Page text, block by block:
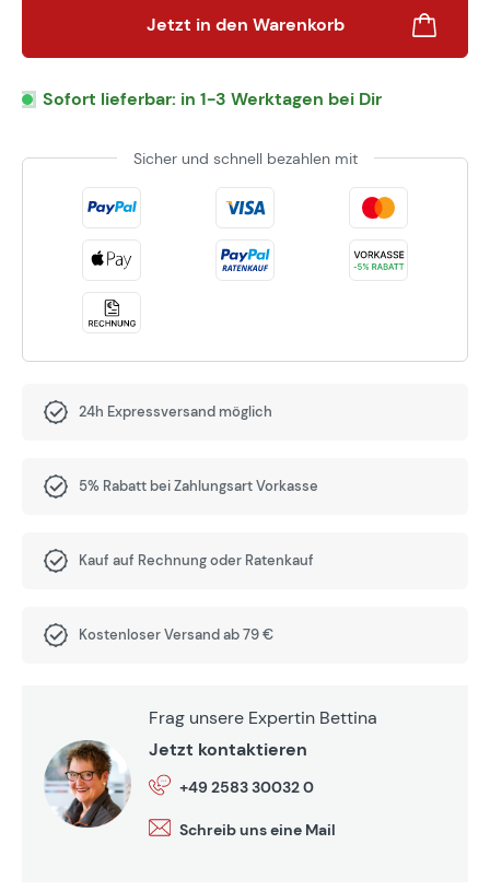
Jetzt in den Warenkorb
Sofort lieferbar: in 1-3 Werktagen bei Dir
Sicher und schnell bezahlen mit
24h Expressversand möglich
5% Rabatt bei Zahlungsart Vorkasse
Kauf auf Rechnung oder Ratenkauf
Kostenloser Versand ab 79 €
Frag unsere Expertin Bettina
Jetzt kontaktieren
+49 2583 30032 0
Schreib uns eine Mail